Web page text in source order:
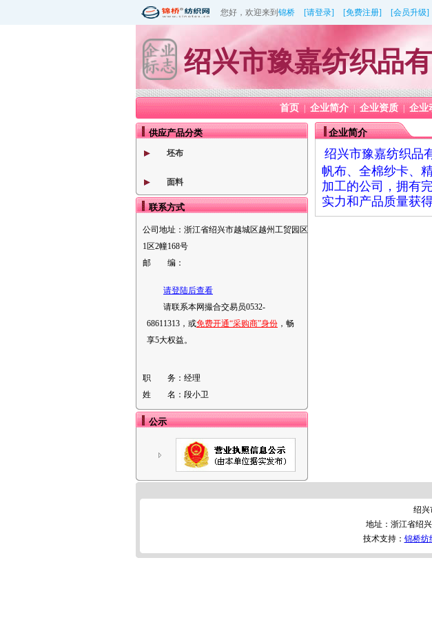
您好，欢迎来到 锦桥 [请登录] [免费注册] [会员升级]
绍兴市豫嘉纺织品
首页 企业简介 | 企业资质 企业
供应产品分类
坯布
面料
联系方式
公司地址： 浙江省绍兴市越城区越州工贸园区
1区2幢168号
邮 编：
请登陆后查看
请联系本网撮合交易员0532-
68611313，或免费开通“采购商”身份 ，畅
享5大权益。
职 务： 经理
姓 名： 段小卫
公示
企业简介
绍兴市豫嘉纺织品
帆布、全棉纱卡、
加工的公司，拥有
实力和产品质量获
绍兴
地址：浙江省绍
技术支持： 锦桥纺